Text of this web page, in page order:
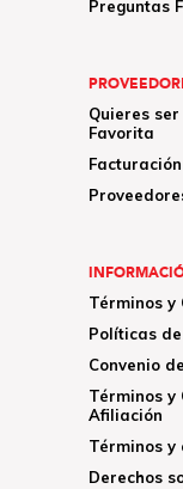
Preguntas
Quieres
Favorita
Términos y
Políticas
Convenio
Términos y
Afiliación
Términos
Derechos